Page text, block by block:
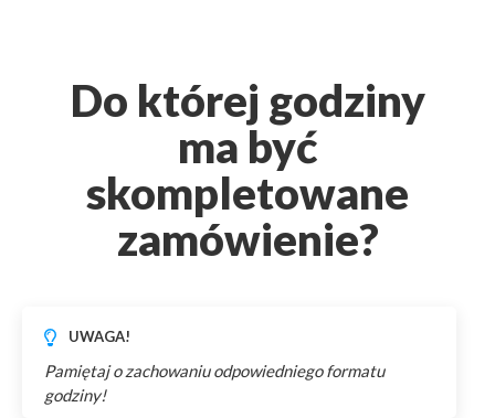
Do której godziny
ma być
skompletowane
zamówienie?
UWAGA!
Pamiętaj o zachowaniu odpowiedniego formatu
godziny!